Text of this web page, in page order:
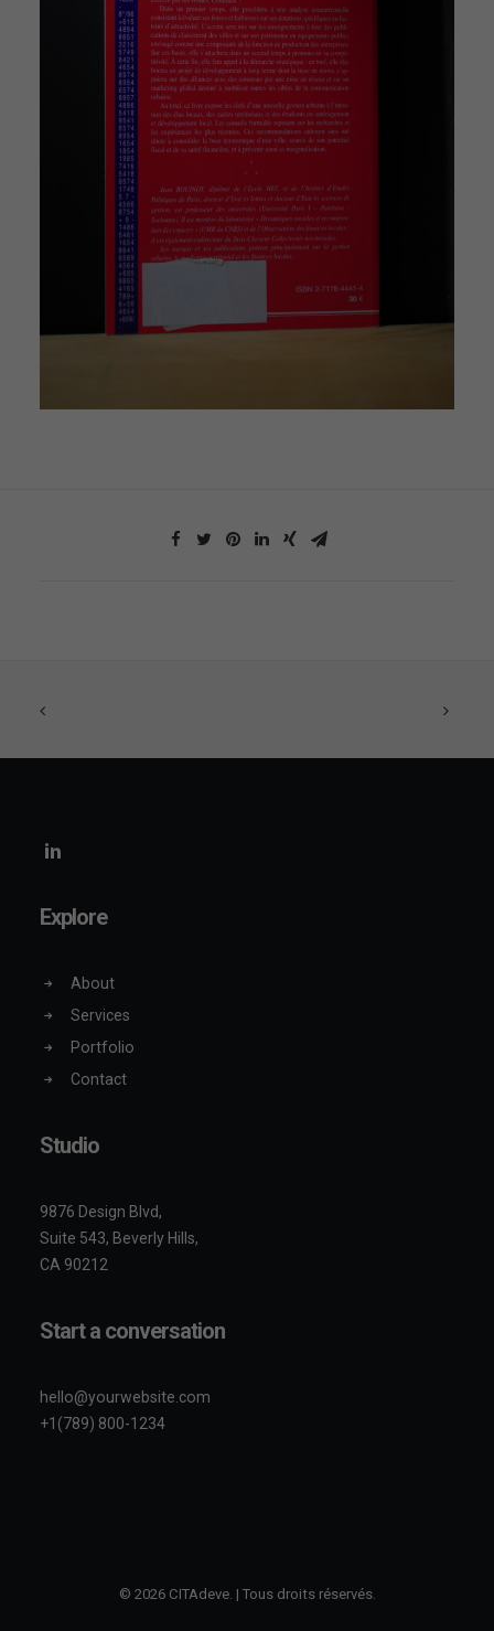
Explore
About
Services
Portfolio
Contact
Studio
9876 Design Blvd,
Suite 543, Beverly Hills,
CA 90212
Start a conversation
hello@yourwebsite.com
+1(789) 800-1234
© 2026 CITAdeve. | Tous droits réservés.